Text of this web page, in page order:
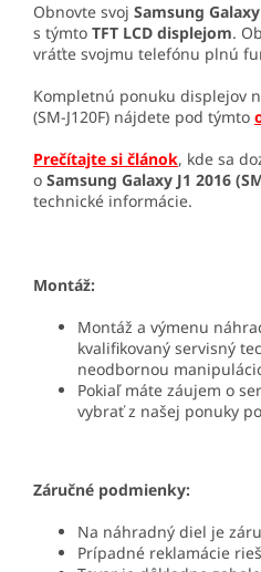
Obnovte svoj Samsung
s týmto TFT LCD displejom.
vráťte svojmu telefónu plnú
Kompletnú ponuku displejov
(SM-J120F) nájdete pod týmto
Prečítajte si článok, kde sa
o Samsung Galaxy J1 2016
technické informácie.
Montáž:
Montáž a výmenu
kvalifikovaný servisný
neodbornou
Pokiaľ máte záujem o
vybrať z našej ponuky
Záručné podmienky:
Na náhradný diel je
Prípadné reklamácie